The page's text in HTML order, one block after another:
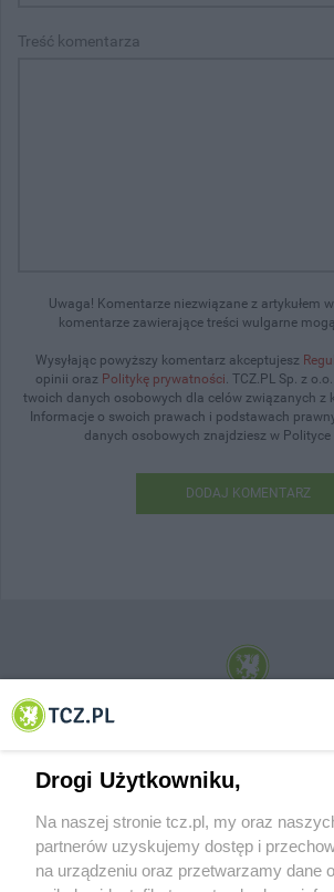
Treść komentarza
Uwaga! Komentarze niezwiązane z artykułem
komentarze zawierające treści wulgarne
Wysyłając powyższy komentarz akceptujesz
opinii oraz Politykę prywatności. TCZ.PL Sp. z
twoich danych osobowych dla celów związanych z
Informacje o swoich prawach i podstawach
danych osobowych znajdziesz w
DODAJ KOMENTARZ
© 2001-2026 Tczew - TCZ.PL Sp. z o.o. Internetowy
Drogi Użytkowniku,
Na naszej stronie tcz.pl, my oraz
partnerów uzyskujemy dostęp i
na urządzeniu oraz przetwarzamy dane